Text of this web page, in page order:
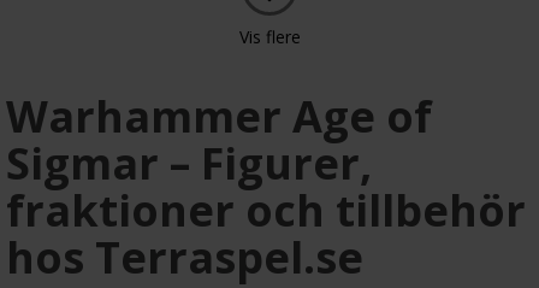
Vis flere
Warhammer Age of
Sigmar – Figurer,
fraktioner och tillbehör
hos Terraspel.se